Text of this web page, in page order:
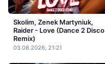
Skolim, Zenek Martyniuk,
Raider - Love (Dance 2 Disco
Remix)
03.08.2026, 21:21